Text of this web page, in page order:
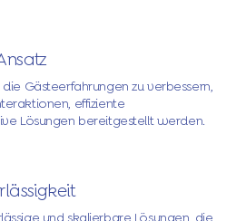
Gästeerfahrungen zu verbessern,
effiziente
Lösungen bereitgestellt werden.
und skalierbare Lösungen, die